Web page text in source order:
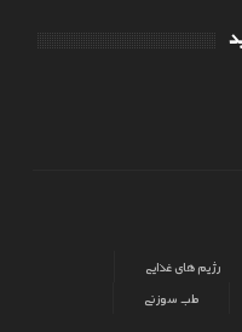
رژیم های غذایی
طب سوزنی